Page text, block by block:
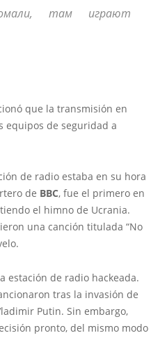
там играют
que la transmisión en
equipos de seguridad a
de radio estaba en su hora
de BBC, fue el primero en
el himno de Ucrania.
una canción titulada “No
estación de radio hackeada.
tras la invasión de
Putin. Sin embargo,
pronto, del mismo modo